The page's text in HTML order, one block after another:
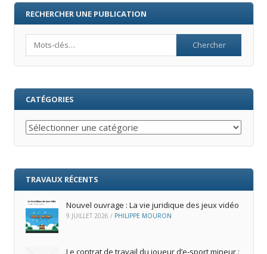
RECHERCHER UNE PUBLICATION
CATÉGORIES
Catégories
TRAVAUX RÉCENTS
Nouvel ouvrage : La vie juridique des jeux vidéo
9 JUILLET 2026 / PHILIPPE MOURON
Le contrat de travail du joueur d’e‑sport mineur :